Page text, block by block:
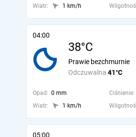
Wiatr:
1 km/h
04:00
38°C
Odczuwalna 41°C
Prawie bezchmurnie
Opad: 0 mm Ciśnienie:
Wiatr:
1 km/h
05:00